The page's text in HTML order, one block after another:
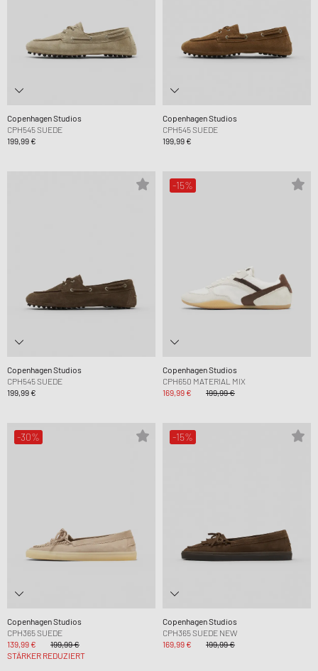
Copenhagen Studios
CPH545 SUEDE
199,99 €
Copenhagen Studios
CPH545 SUEDE
199,99 €
Copenhagen Studios
CPH545 SUEDE
199,99 €
-15%
Copenhagen Studios
CPH650 MATERIAL MIX
169,99 €
199,99 €
-30%
Copenhagen Studios
CPH365 SUEDE
139,99 €
199,99 €
STÄRKER REDUZIERT
-15%
Copenhagen Studios
CPH365 SUEDE NEW
169,99 €
199,99 €